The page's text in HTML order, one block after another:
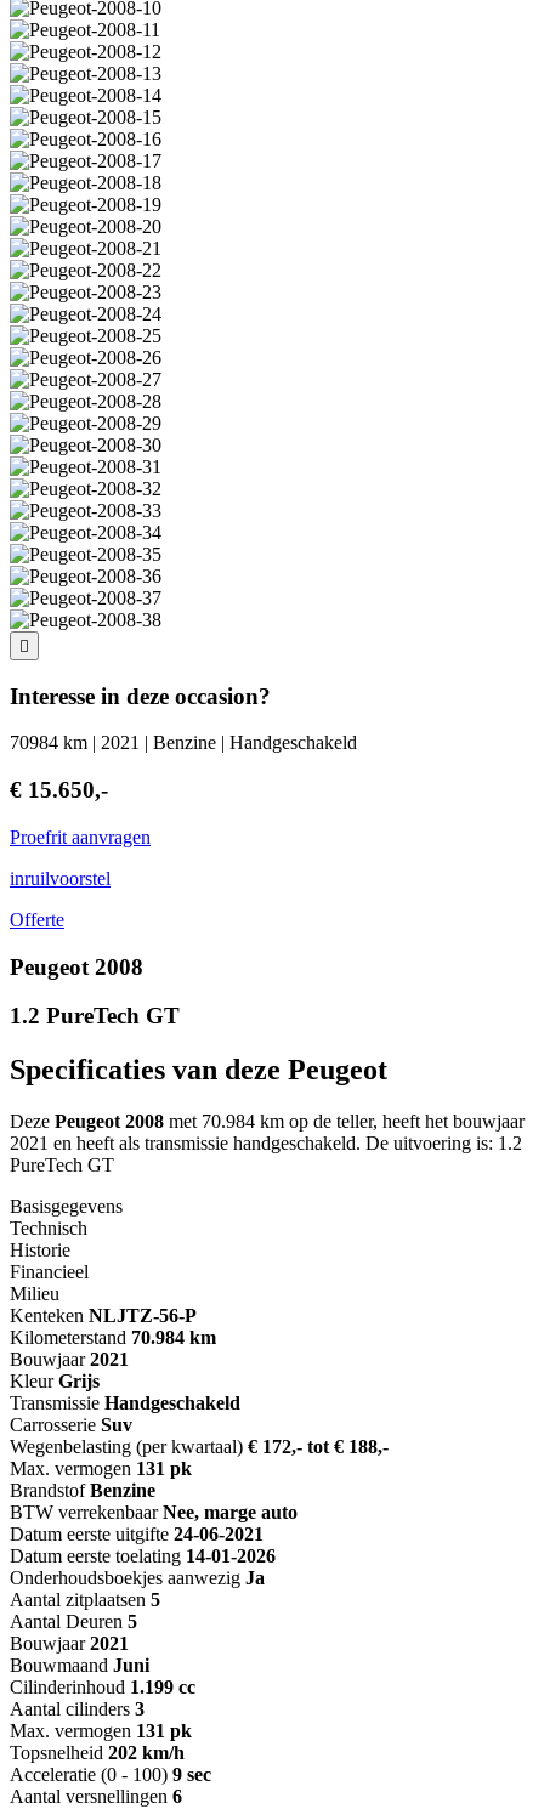
Interesse in deze occasion?
70984 km | 2021 | Benzine | Handgeschakeld
€ 15.650,-
Proefrit aanvragen
inruilvoorstel
Offerte
Peugeot 2008
1.2 PureTech GT
Specificaties van deze Peugeot
Deze Peugeot 2008 met 70.984 km op de teller, heeft het bouwjaar
2021 en heeft als transmissie handgeschakeld. De uitvoering is: 1.2
PureTech GT
Basisgegevens
Technisch
Historie
Financieel
Milieu
Kenteken NLJTZ-56-P
Kilometerstand 70.984 km
Bouwjaar 2021
Kleur Grijs
Transmissie Handgeschakeld
Carrosserie Suv
Wegenbelasting (per kwartaal) € 172,- tot € 188,-
Max. vermogen 131 pk
Brandstof Benzine
BTW verrekenbaar Nee, marge auto
Datum eerste uitgifte 24-06-2021
Datum eerste toelating 14-01-2026
Onderhoudsboekjes aanwezig Ja
Aantal zitplaatsen 5
Aantal Deuren 5
Bouwjaar 2021
Bouwmaand Juni
Cilinderinhoud 1.199 cc
Aantal cilinders 3
Max. vermogen 131 pk
Topsnelheid 202 km/h
Acceleratie (0 - 100) 9 sec
Aantal versnellingen 6